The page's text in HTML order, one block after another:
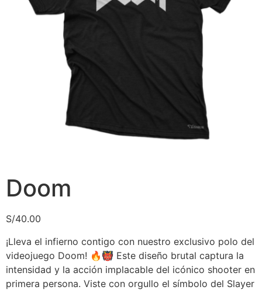
Doom
S/40.00
¡Lleva el infierno contigo con nuestro exclusivo polo del
videojuego Doom! 🔥👹 Este diseño brutal captura la
intensidad y la acción implacable del icónico shooter en
primera persona. Viste con orgullo el símbolo del Slayer